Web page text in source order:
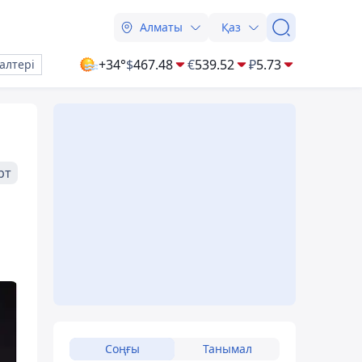
Алматы Қаз
+34°$467.48 €539.52 ₽5.73
Соңғы Танымал